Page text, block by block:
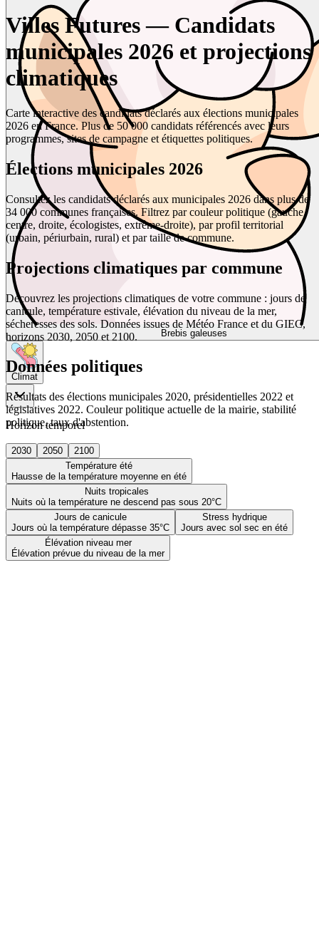
Brebis galeuses
Climat
Horizon temporel
2030 2050
2100
Température été
Hausse de la température moyenne en été
Nuits tropicales
Nuits où la température ne descend pas sous 20°C
Jours de canicule
Jours où la température dépasse 35°C
Stress hydrique
Jours avec sol sec en été
Élévation niveau mer
Élévation prévue du niveau de la mer
Villes Futures — Candidats
municipales 2026 et projections
climatiques
Carte interactive des candidats déclarés aux élections municipales
2026 en France. Plus de 50 000 candidats référencés avec leurs
programmes, sites de campagne et étiquettes politiques.
Élections municipales 2026
Consultez les candidats déclarés aux municipales 2026 dans plus de
34 000 communes françaises. Filtrez par couleur politique (gauche,
centre, droite, écologistes, extrême-droite), par profil territorial
(urbain, périurbain, rural) et par taille de commune.
Projections climatiques par commune
Découvrez les projections climatiques de votre commune : jours de
canicule, température estivale, élévation du niveau de la mer,
sécheresses des sols. Données issues de Météo France et du GIEC,
horizons 2030, 2050 et 2100.
Données politiques
Résultats des élections municipales 2020, présidentielles 2022 et
législatives 2022. Couleur politique actuelle de la mairie, stabilité
politique, taux d'abstention.